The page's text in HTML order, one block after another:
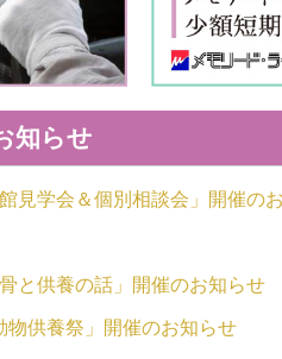
知らせ
見学会＆個別相談会」開催の
と供養の話」開催のお知らせ
物供養祭」開催のお知らせ